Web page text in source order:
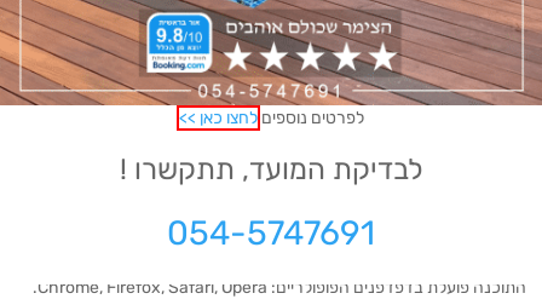
האתר מספק מבנה סמנטי עבור טכנולוגיות מסייעות ותמיכה בדפוס
השימוש המקובל להפעלה עם מקלדת בעזרת מקשי החיצים, Enter ו- Esc
ליציאה מתפריטים וחלונות.
לשם קבלת חווית גלישה מיטבית עם תוכנת הקראת מסך, אנו ממליצים
באתר מוצב תפריט הנגשה. לחיצה על התפריט מאפשרת פתיחת כפתורי
התוכנה פועלת בדפדפנים הפופולריים: Chrome, Firefox, Safari, Opera.
לפרטים נוספיםלחצו כאן >>
לבדיקת המועד, תתקשרו !
054-5747691